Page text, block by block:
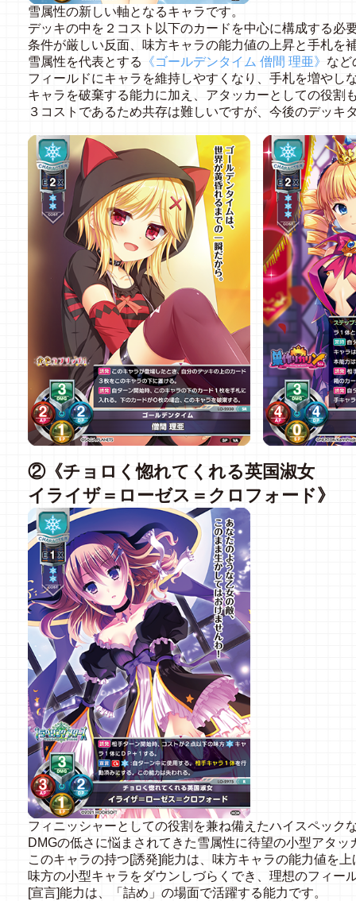
雪属性の新しい軸となるキャラです。
デッキの中を２コスト以下のカードを中心に構成する必
条件が厳しい反面、味方キャラの能力値の上昇と手札を
雪属性を代表とする
《ゴールデンタイム 僧間 理亜》 など
フィールドにキャラを維持しやすくなり、手札を増やし
キャラを破棄する能力に加え、アタッカーとしての役割
３コストであるため共存は難しいですが、今後のデッキ
②《チョロく惚れてくれる英国淑女
イライザ＝ローゼス＝クロフォード》
フィニッシャーとしての役割を兼ね備えたハイスペック
DMGの低さに悩まされてきた雪属性に待望の小型アタッ
このキャラの持つ[誘発]能力は、味方キャラの能力値を
味方の小型キャラをダウンしづらくでき、理想のフィー
[宣言]能力は、「詰め」の場面で活躍する能力です。